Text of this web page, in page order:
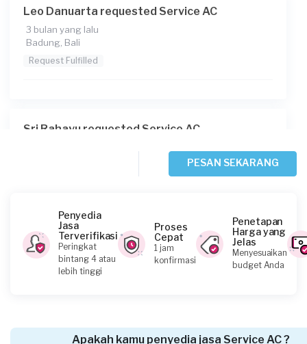
Leo Danuarta requested Service AC
3 bulan yang lalu
Badung, Bali
Request Fulfilled
Sri Rahayu requested Service AC
Bangkit Karya requested Service AC
3 bulan yang lalu
Denpasar, Bali
PESAN SEKARANG
Penyedia
Jasa
Terverifikasi
Peringkat
bintang 4 atau
lebih tinggi
Proses
Cepat
1 jam
konfirmasi
Penetapan
Harga yang
Jelas
Menyesuaikan
budget Anda
Apakah kamu penyedia jasa Service AC ?